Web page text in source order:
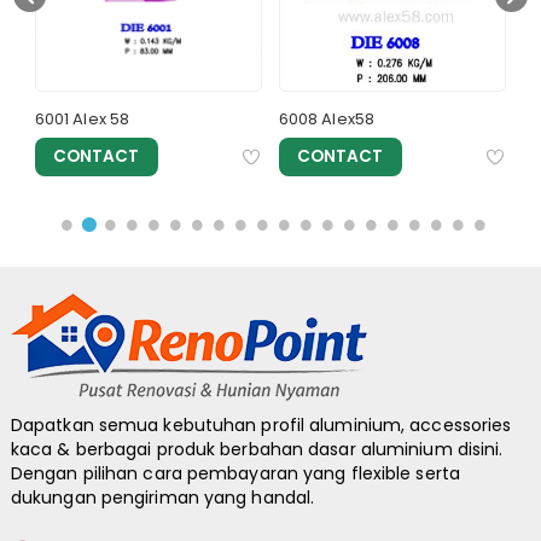
6001 Alex 58
CONTACT
6008 Alex58
CONTACT
Dapatkan semua kebutuhan profil aluminium, accessories
kaca & berbagai produk berbahan dasar aluminium disini.
Dengan pilihan cara pembayaran yang flexible serta
dukungan pengiriman yang handal.